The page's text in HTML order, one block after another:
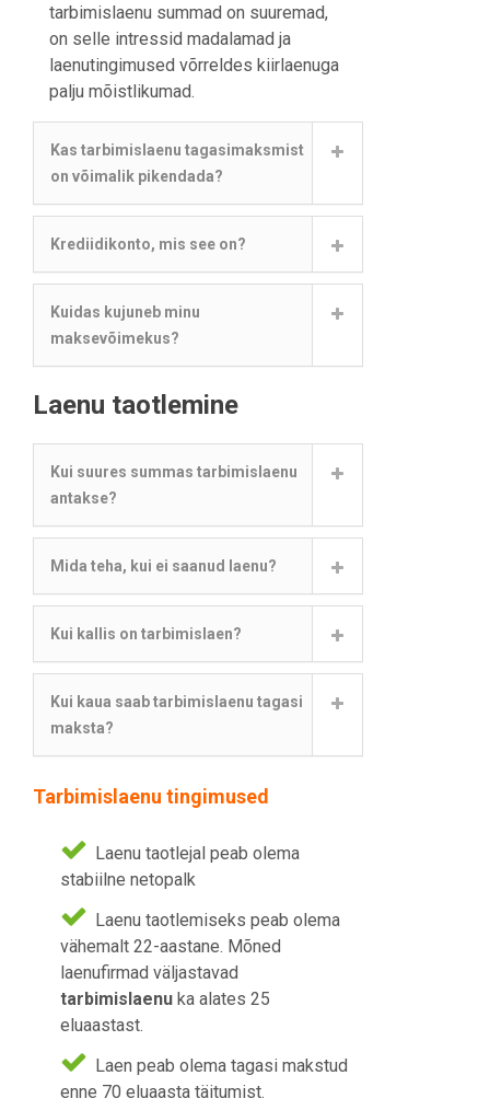
tarbimislaenu summad on suuremad,
on selle intressid madalamad ja
laenutingimused võrreldes kiirlaenuga
palju mõistlikumad.
Kas tarbimislaenu tagasimaksmist
on võimalik pikendada?
Krediidikonto, mis see on?
Kuidas kujuneb minu
maksevõimekus?
Laenu taotlemine
Kui suures summas tarbimislaenu
antakse?
Mida teha, kui ei saanud laenu?
Kui kallis on tarbimislaen?
Kui kaua saab tarbimislaenu tagasi
maksta?
Tarbimislaenu tingimused
Laenu taotlejal peab olema
stabiilne netopalk
Laenu taotlemiseks peab olema
vähemalt 22-aastane. Mõned
laenufirmad väljastavad
tarbimislaenu ka alates 25
eluaastast.
Laen peab olema tagasi makstud
enne 70 eluaasta täitumist.